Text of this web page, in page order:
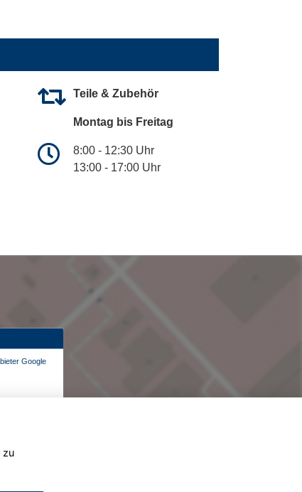
Teile & Zubehör
Montag bis Freitag
8:00 - 12:30 Uhr
13:00 - 17:00 Uhr
Google
zu